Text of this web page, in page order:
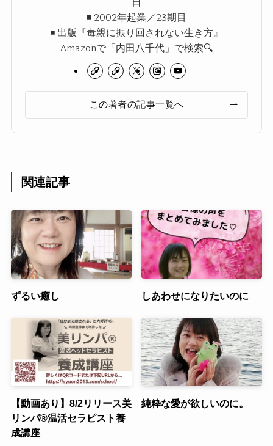
◾️ 2002年起業／23期目
◾️ 出版『毒親に振り回されない生き方』
Amazonで「内田八千代」で検索🔍
この著者の記事一覧へ
関連記事
ずるい癒し しあわせになりたいのに
【動画あり】8/2リリース美
リンパ®︎温活セラピスト養
成講座
純粋な愛が欲しいのに。